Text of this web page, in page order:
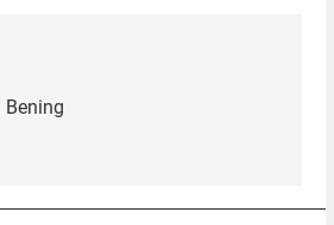
Bening